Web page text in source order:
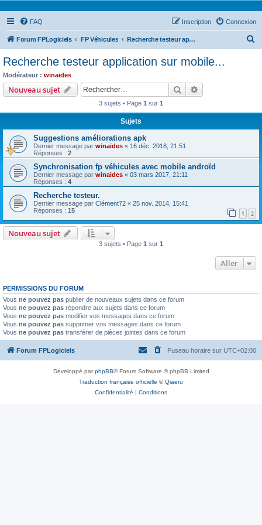
FAQ Connexion
Inscription
Forum FPLogiciels FP Véhicules Recherche testeur application sur mobile...
Recherche testeur application sur mobile...
Modérateur : winaides
Nouveau sujet Rechercher
3 sujets • Page 1 sur 1
Sujets
Suggestions améliorations apk
Dernier message par winaides « 16 déc. 2018, 21:51
Réponses : 2
Synchronisation fp véhicules avec mobile androïd
Dernier message par winaides « 03 mars 2017, 21:11
Réponses : 4
Recherche testeur.
Dernier message par Clément72 « 25 nov. 2014, 15:41
Réponses : 15 1 2
Nouveau sujet
3 sujets • Page 1 sur 1
Aller
PERMISSIONS DU FORUM
Vous ne pouvez pas publier de nouveaux sujets dans ce forum
Vous ne pouvez pas répondre aux sujets dans ce forum
Vous ne pouvez pas modifier vos messages dans ce forum
Vous ne pouvez pas supprimer vos messages dans ce forum
Vous ne pouvez pas transférer de pièces jointes dans ce forum
Forum FPLogiciels Fuseau horaire sur UTC+02:00
Développé parphpBB® Forum Software © phpBB Limited
Traduction française officielle ©Qiaeru
Confidentialité | Conditions